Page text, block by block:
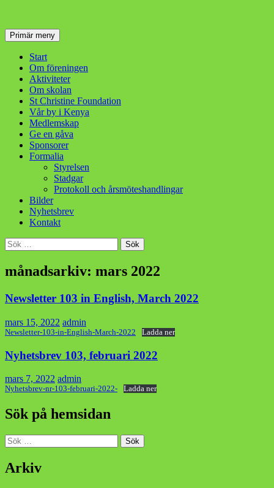
SökPrimär meny Hoppa
till
Start
Om föreningen
Aktiviteter
Om skolan
St Christine Foundation
Vår by i Kenya
Medlemskap
Ge en gåva
Sponsorer
Formalia
Styrelsen
Stadgar
Protokoll och årsmöteshandlingar
Bilder
Nyhetsbrev
Kontakt
Sök
efter:
månadsarkiv: mars 2022
Newsletter 103 in English, March 2022
mars 15, 2022 admin
Newsletter-103-in-English-March-2022 Ladda ner
Nyhetsbrev 103, februari 2022
mars 7, 2022 admin
Nyhetsbrev-nr-103-februari-2022- Ladda ner
Sök på hemsidan
Sök
efter:
Arkiv